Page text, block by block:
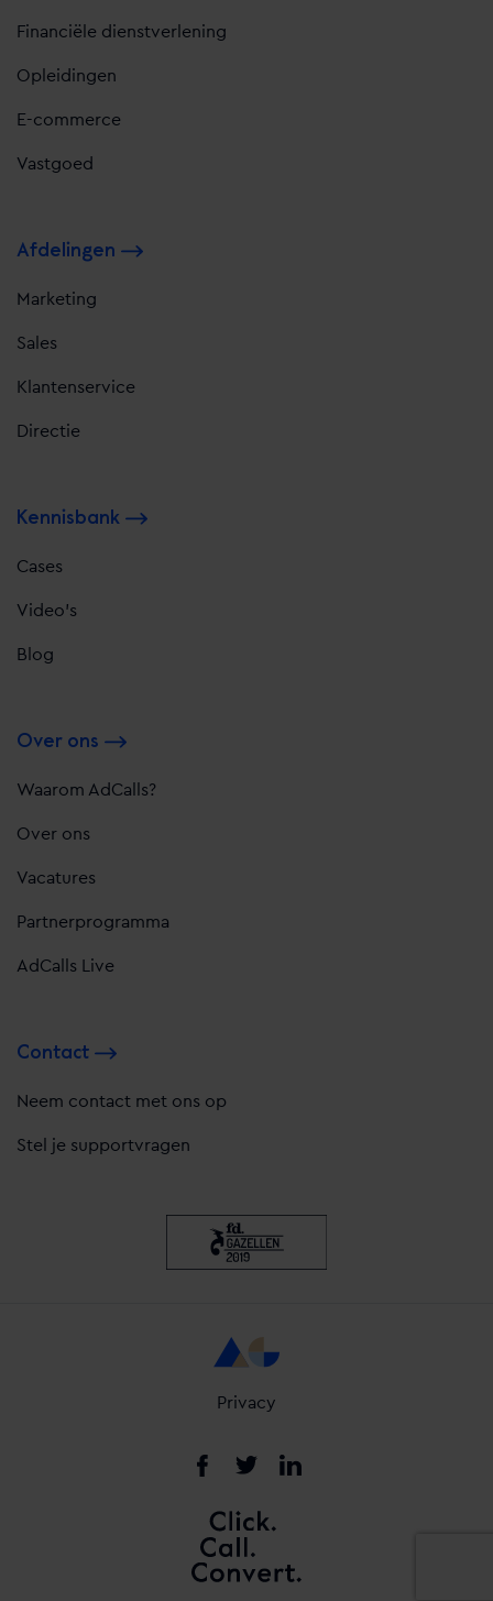
Financiële dienstverlening
Opleidingen
E-commerce
Vastgoed
Afdelingen
Marketing
Sales
Klantenservice
Directie
Kennisbank
Cases
Video's
Blog
Over ons
Waarom AdCalls?
Over ons
Vacatures
Partnerprogramma
AdCalls Live
Contact
Neem contact met ons op
Stel je supportvragen
Privacy